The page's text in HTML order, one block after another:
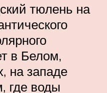
тюлень на
в Белом,
на западе
где воды